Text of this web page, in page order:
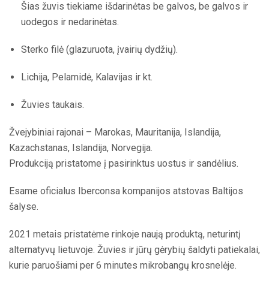
Šias žuvis tiekiame išdarinėtas be galvos, be galvos ir
uodegos ir nedarinėtas.
Sterko filė (glazuruota, įvairių dydžių).
Lichija, Pelamidė, Kalavijas ir kt.
Žuvies taukais.
Žvejybiniai rajonai – Marokas, Mauritanija, Islandija,
Kazachstanas, Islandija, Norvegija.
Produkciją pristatome į pasirinktus uostus ir sandėlius.
Esame oficialus Iberconsa kompanijos atstovas Baltijos
šalyse.
2021 metais pristatėme rinkoje naują produktą, neturintį
alternatyvų lietuvoje. Žuvies ir jūrų gėrybių šaldyti patiekalai,
kurie paruošiami per 6 minutes mikrobangų krosnelėje.